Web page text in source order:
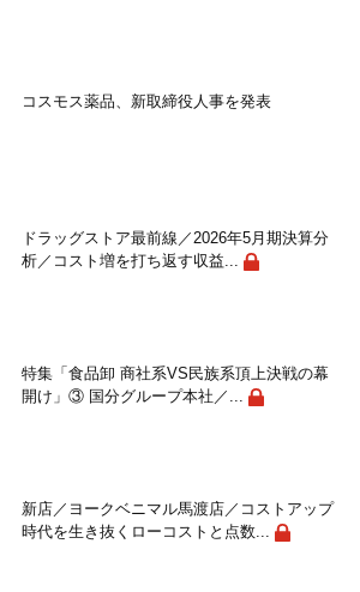
コスモス薬品、新取締役人事を発表
ドラッグストア最前線／2026年5月期決算分
析／コスト増を打ち返す収益...
特集「食品卸 商社系VS民族系頂上決戦の幕
開け」③ 国分グループ本社／...
新店／ヨークベニマル馬渡店／コストアップ
時代を生き抜くローコストと点数...